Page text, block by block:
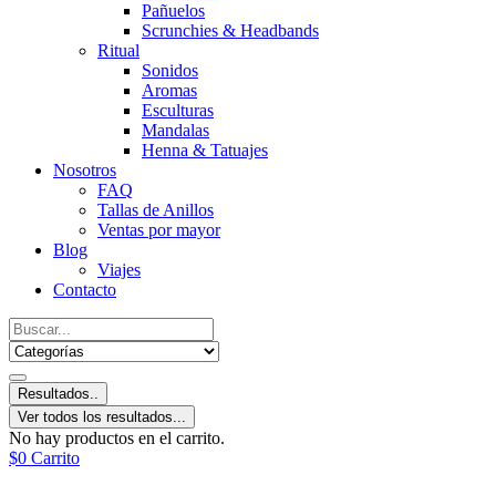
Pañuelos
Scrunchies & Headbands
Ritual
Sonidos
Aromas
Esculturas
Mandalas
Henna & Tatuajes
Nosotros
FAQ
Tallas de Anillos
Ventas por mayor
Blog
Viajes
Contacto
Resultados..
Ver todos los resultados...
No hay productos en el carrito.
$0 Carrito